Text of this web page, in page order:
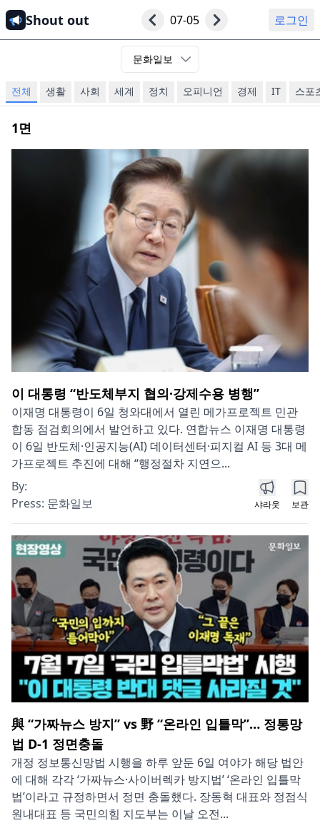
Shout out 07-05 로그인
문화일보
전체 생활 사회 세계 정치 오피니언 경제 IT 스포
1면
이 대통령 “반도체부지 협의·강제수용 병행”
이재명 대통령이 6일 청와대에서 열린 메가프로젝트 민관
합동 점검회의에서 발언하고 있다. 연합뉴스 이재명 대통령
이 6일 반도체·인공지능(AI) 데이터센터·피지컬 AI 등 3대 메
가프로젝트 추진에 대해 “행정절차 지연으...
By:
Press: 문화일보 샤라웃 보관
與 “가짜뉴스 방지” vs 野 “온라인 입틀막”… 정통망
법 D-1 정면충돌
개정 정보통신망법 시행을 하루 앞둔 6일 여야가 해당 법안
에 대해 각각 ‘가짜뉴스·사이버렉카 방지법’ ‘온라인 입틀막
법’이라고 규정하면서 정면 충돌했다. 장동혁 대표와 정점식
원내대표 등 국민의힘 지도부는 이날 오전...